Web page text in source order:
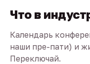
Что в
Календарь
наши пре-пати) и
Переключай.